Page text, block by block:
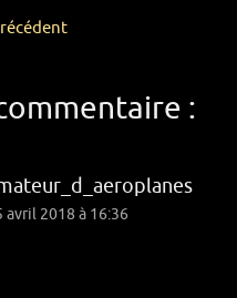
:
avril 2018 à 16:36